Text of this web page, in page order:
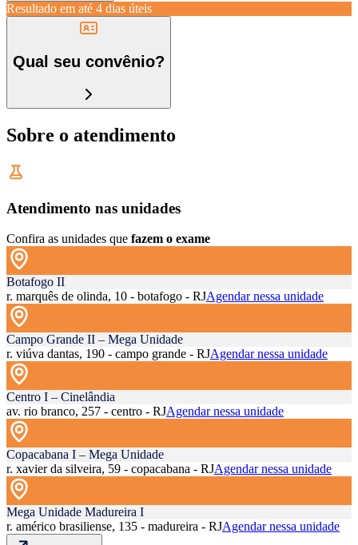
Resultado em até 4 dias úteis
Qual seu convênio?
Sobre o atendimento
Atendimento nas unidades
Confira as unidades que fazem o exame
Botafogo II
r. marquês de olinda, 10 - botafogo - RJAgendar nessa unidade
Campo Grande II – Mega Unidade
r. viúva dantas, 190 - campo grande - RJAgendar nessa unidade
Centro I – Cinelândia
av. rio branco, 257 - centro - RJAgendar nessa unidade
Copacabana I – Mega Unidade
r. xavier da silveira, 59 - copacabana - RJAgendar nessa unidade
Mega Unidade Madureira I
r. américo brasiliense, 135 - madureira - RJAgendar nessa unidade